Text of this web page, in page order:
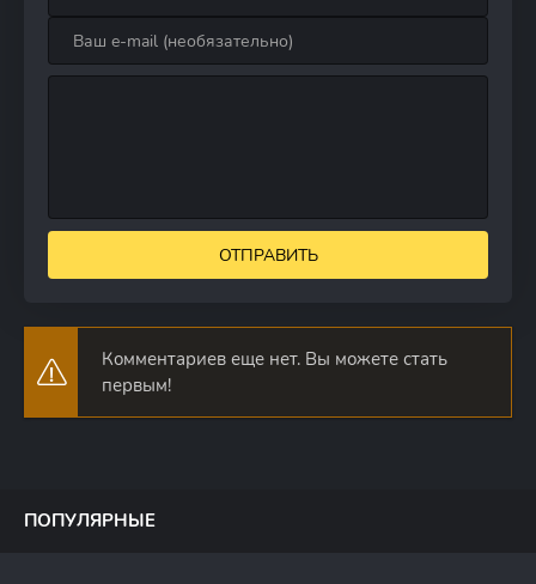
ОТПРАВИТЬ
Комментариев еще нет. Вы можете стать
первым!
ПОПУЛЯРНЫЕ